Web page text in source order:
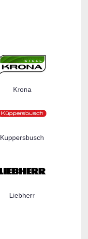
Krona
Kuppersbusch
Liebherr